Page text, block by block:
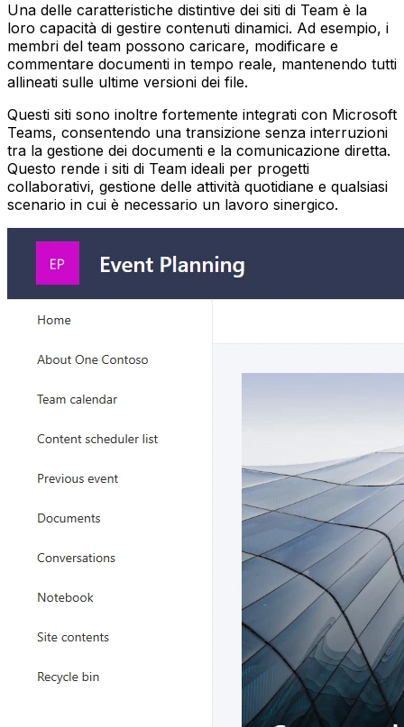
Una delle caratteristiche distintive dei siti di Team è la
loro capacità di gestire contenuti dinamici. Ad esempio, i
membri del team possono caricare, modificare e
commentare documenti in tempo reale, mantenendo tutti
allineati sulle ultime versioni dei file.
Questi siti sono inoltre fortemente integrati con Microsoft
Teams, consentendo una transizione senza interruzioni
tra la gestione dei documenti e la comunicazione diretta.
Questo rende i siti di Team ideali per progetti
collaborativi, gestione delle attività quotidiane e qualsiasi
scenario in cui è necessario un lavoro sinergico.